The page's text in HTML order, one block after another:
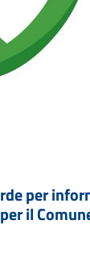
per
il